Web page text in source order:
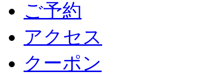
ご予約
アクセス
クーポン